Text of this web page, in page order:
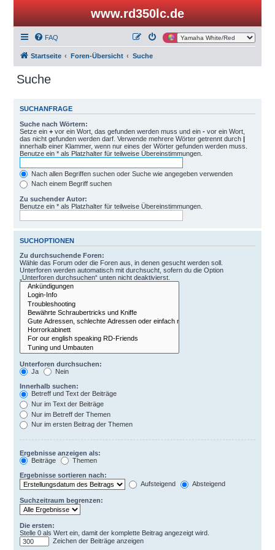
www.rd350lc.de
FAQ
Startseite Foren-Übersicht Suche
Suche
SUCHANFRAGE
Suche nach Wörtern:
Setze ein +vor ein Wort, das gefunden werden muss und ein -vor ein Wort,
das nicht gefunden werden darf. Verwende mehrere Wörter getrennt durch |
innerhalb einer Klammer, wenn nur eines der Wörter gefunden werden muss.
Benutze ein * als Platzhalter für teilweise Übereinstimmungen.
Nach allen Begriffen suchen oder Suche wie angegeben verwenden
Nach einem Begriff suchen
Zu suchender Autor:
Benutze ein * als Platzhalter für teilweise Übereinstimmungen.
SUCHOPTIONEN
Zu durchsuchende Foren:
Wähle das Forum oder die Foren aus, in denen gesucht werden soll.
Unterforen werden automatisch mit durchsucht, sofern du die Option
„Unterforen durchsuchen“ unten nicht deaktivierst.
Unterforen durchsuchen:
Ja
Nein
Innerhalb suchen:
Betreff und Text der Beiträge
Nur im Text der Beiträge
Nur im Betreff der Themen
Nur im ersten Beitrag der Themen
Ergebnisse anzeigen als:
Beiträge
Themen
Ergebnisse sortieren nach:
Aufsteigend
Absteigend
Suchzeitraum begrenzen:
Die ersten:
Stelle 0 als Wert ein, damit der komplette Beitrag angezeigt wird.
Zeichen der Beiträge anzeigen